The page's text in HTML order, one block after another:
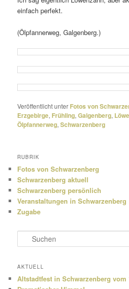
einfach perfekt.
(Ölpfannerweg, Galgenberg.)
Veröffentlicht unter Fotos von
Erzgebirge, Frühling,Galgenberg,
Ölpfannerweg,Schwarzenberg
RUBRIK
Fotos von Schwarzenberg
Schwarzenberg aktuell
Schwarzenberg persönlich
Veranstaltungen in Schwarzenberg
Zugabe
u
h
n
AKTUELL
Altstadtfest in Schwarzenberg vom